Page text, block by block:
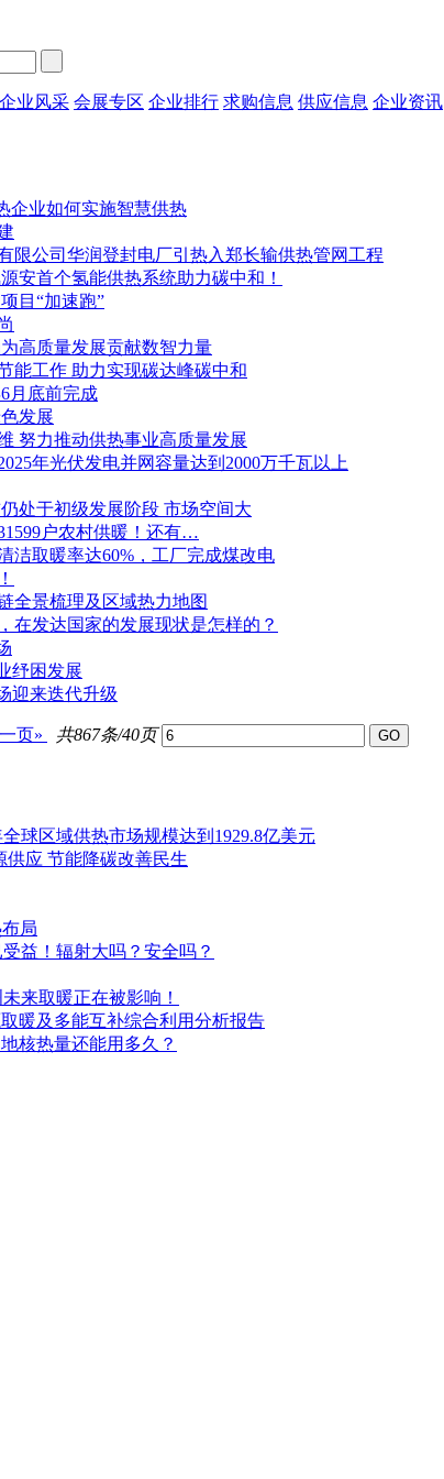
企业风采 会展专区 企业排行 求购信息 供应信息 企业资讯
企业如何实施智慧供热
限公司华润登封电厂引热入郑长输供热管网工程
安首个氢能供热系统助力碳中和！
目“加速跑”
高质量发展贡献数智力量
能工作 助力实现碳达峰碳中和
月底前完成
发展
努力推动供热事业高质量发展
年光伏发电并网容量达到2000万千瓦以上
处于初级发展阶段 市场空间大
户农村供暖！还有…
洁取暖率达60%，工厂完成煤改电
全景梳理及区域热力地图
在发达国家的发展现状是怎样的？
纾困发展
迎来迭代升级
页» 共867条/40页
球区域供热市场规模达到1929.8亿美元
应 节能降碳改善民生
局
益！辐射大吗？安全吗？
来取暖正在被影响！
暖及多能互补综合利用分析报告
核热量还能用多久？